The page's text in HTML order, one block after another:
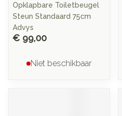
Opklapbare Toiletbeugel
Steun Standaard 75cm
Advys
€ 99,00
Niet beschikbaar